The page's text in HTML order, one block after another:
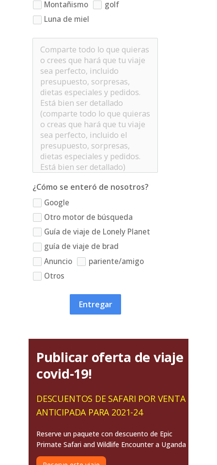
Montañismo
golf
Luna de miel
¿Cómo se enteró de nosotros?
Google
Otro motor de búsqueda
Guía de viaje de Lonely Planet
guía de viaje de brad
Anuncio
pariente/amigo
Otros
Entregar
Publicar oferta de viaje
covid-19!
DESCUENTOS DE SAFARI POR VENTA
ANTICIPADA PARA 2021-24
Reserve un paquete con descuento de Epic
Primate Safari and Wildlife Encounter a Uganda